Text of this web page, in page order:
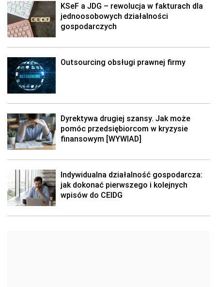
KSeF a JDG – rewolucja w fakturach dla
jednoosobowych działalności
gospodarczych
Outsourcing obsługi prawnej firmy
Dyrektywa drugiej szansy. Jak może
pomóc przedsiębiorcom w kryzysie
finansowym [WYWIAD]
Indywidualna działalność gospodarcza:
jak dokonać pierwszego i kolejnych
wpisów do CEIDG